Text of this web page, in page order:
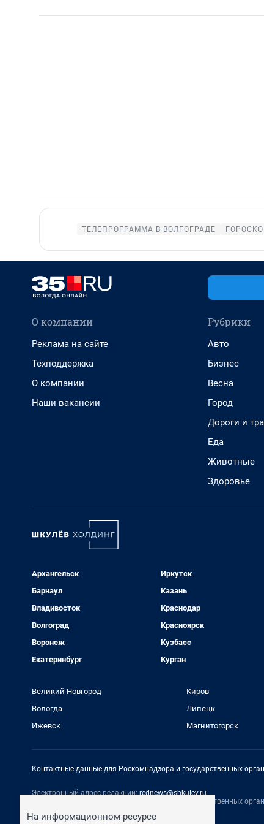
ТЕЛЕПРОГРАММА В ВОЛГОГРАДЕ
О компании
Реклама на сайте
Техподдержка
О компании
Наши вакансии
Рубрики
Авто
Бизнес
Весна
Город
Дороги и
Еда
Животные
Здоровье
Архангельск
Барнаул
Владивосток
Волгоград
Воронеж
Екатеринбург
Иркутск
Казань
Краснодар
Красноярск
Кузбасс
Курган
Великий Новгород
Вологда
Ижевск
Киров
Липецк
Магнитогорск
Контактные данные для Роскомнадзора и государственных
Электронный адрес редакции: rednews@shkulev.ru
Контактные данные для Роскомнадзора и государственных
Техподдержка:help@shkulev.ru
На информационном ресурсе